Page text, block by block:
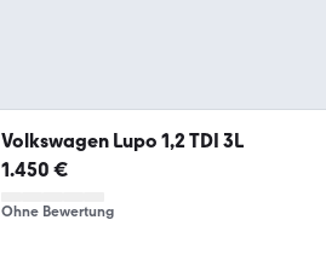
Volkswagen Lupo 1,2 TDI 3L
1.450 €
Ohne Bewertung